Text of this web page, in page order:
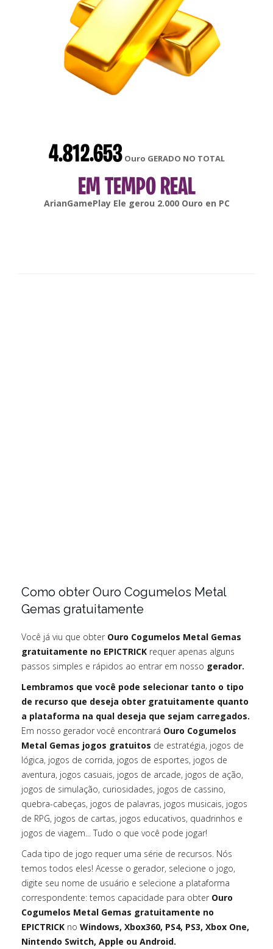
4.812.653 Ouro GERADO NO TOTAL
EM TEMPO REAL
gonsabellaEle gerou6.000Ouro enAndroid
Como obter Ouro Cogumelos Metal
Gemas gratuitamente
Você já viu que obter Ouro Cogumelos Metal Gemas
gratuitamente no EPICTRICK requer apenas alguns
passos simples e rápidos ao entrar em nosso gerador.
Lembramos que você pode selecionar tanto o tipo
de recurso que deseja obter gratuitamente quanto
a plataforma na qual deseja que sejam carregados.
Em nosso gerador você encontrará Ouro Cogumelos
Metal Gemas jogos gratuitos de estratégia, jogos de
lógica, jogos de corrida, jogos de esportes, jogos de
aventura, jogos casuais, jogos de arcade, jogos de ação,
jogos de simulação, curiosidades, jogos de cassino,
quebra-cabeças, jogos de palavras, jogos musicais, jogos
de RPG, jogos de cartas, jogos educativos, quadrinhos e
jogos de viagem... Tudo o que você pode jogar!
Cada tipo de jogo requer uma série de recursos. Nós
temos todos eles! Acesse o gerador, selecione o jogo,
digite seu nome de usuário e selecione a plataforma
correspondente: temos capacidade para obter Ouro
Cogumelos Metal Gemas gratuitamente no
EPICTRICK no Windows, Xbox360, PS4, PS3, Xbox One,
Nintendo Switch, Apple ou Android.